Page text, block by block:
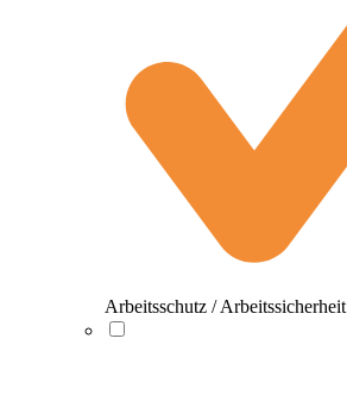
Arbeitsschutz / Arbeitssicherheit